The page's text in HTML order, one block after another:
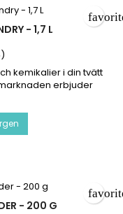
- 1,7 L
kemikalier i din tvätt
erbjuder
i samarbete med
små (4 kg) eller 15
ingår
- 200 G